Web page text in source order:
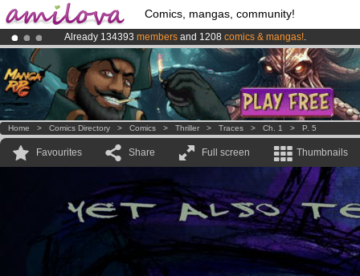
Comics, mangas, community!
Already 134393 members and 1208 comics & mangas!.
Premium membership from3.95 eurosper month !Get membership
AmilovaKickstarter is now LIVE!.
Home > Comics Directory > Comics > Thriller > Traces > Ch. 1 > P. 5
Favourites Share Full screen Thumbnails